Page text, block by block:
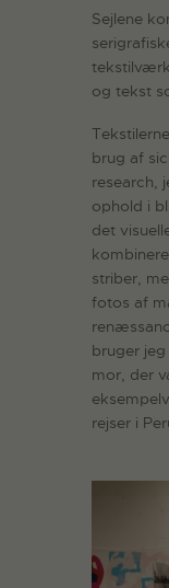
Sejlene
og tekst
brug af
research,
ophold i
det
striber,
fotos af
bruger
mor, der
rejser i